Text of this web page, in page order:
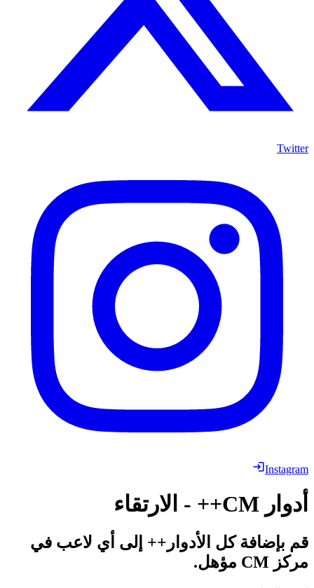
Twitter
Instagram
أدوار CM++ - الارتقاء
قم بإضافة كل الأدوار++ إلى أي لاعب في
مركز CM مؤهل.